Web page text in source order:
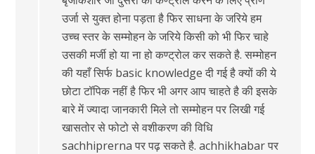
उर्जा से युक्त होना पड़ता है फिर साधना के जरिये हम
उच्च स्तर के सम्मोहन के जरिये किसी को भी फिर चाहे
उसकी मर्जी हो या ना हो कण्ट्रोल कर सकते है. सम्मोहन
की यहाँ सिर्फ basic knowledge दी गई है क्यों की ये
छोटा टॉपिक नहीं है फिर भी अगर आप चाहते है की इसके
बारे में ज्यादा जानकारी मिले तो सम्मोहन पर लिखी गई
खासतोर से फोटो से वशीकरण की विधि
sachhiprerna पर पढ़ सकते है. achhikhabar पर